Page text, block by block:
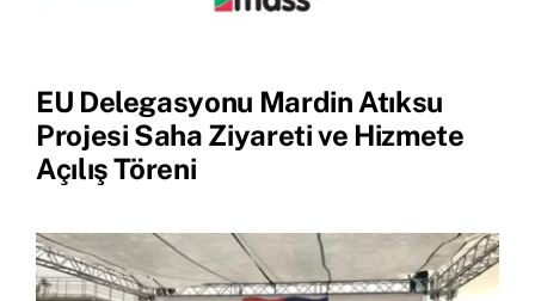
Haberler
EU Delegasyonu Mardin Atıksu
Projesi Saha Ziyareti ve Hizmete
Açılış Töreni